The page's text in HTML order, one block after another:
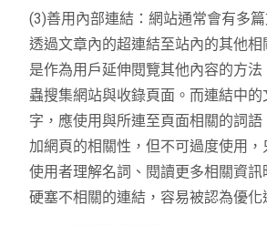
(3)善用內部連結：網站通常會有多
透過文章內的超連結至站內的其他相
是作為用戶延伸閱覽其他內容的方
蟲搜集網站與收錄頁面。而連結中
字，應使用與所連至頁面相關的詞
加網頁的相關性，但不可過度使用
使用者理解名詞、閱讀更多相關資
硬塞不相關的連結，容易被認為優化